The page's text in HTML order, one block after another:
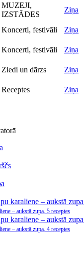
MUZEJI,
IZSTĀDES
Ziņa
Koncerti, festivāli Ziņa
Koncerti, festivāli Ziņa
Ziedi un dārzs Ziņa
Receptes Ziņa
– aukstā zupa. 5 receptes
– aukstā zupa. 4 receptes